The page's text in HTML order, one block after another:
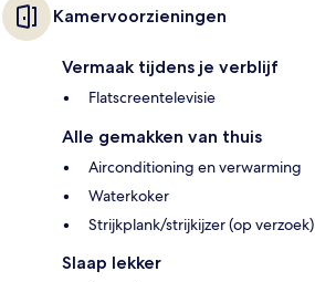
Kamervoorzieningen
Vermaak tijdens je verblijf
Flatscreentelevisie
Alle gemakken van thuis
Airconditioning en verwarming
Waterkoker
Strijkplank/strijkijzer (op verzoek)
Slaap lekker